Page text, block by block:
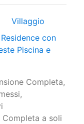
Villaggio
con
Piscina e
Completa,
a soli